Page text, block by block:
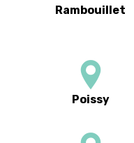
Rambouillet
Poissy